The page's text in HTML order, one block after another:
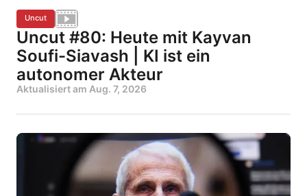
Uncut
Uncut #80: Heute mit Kayvan
Soufi-Siavash | KI ist ein
autonomer Akteur
Aktualisiert am Aug. 7, 2026